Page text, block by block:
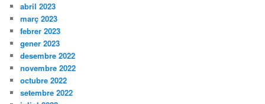
abril 2023
març 2023
febrer 2023
gener 2023
desembre 2022
novembre 2022
octubre 2022
setembre 2022